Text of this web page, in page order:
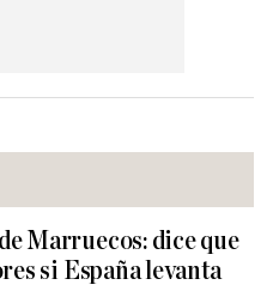
Marruecos: dice que
si España levanta